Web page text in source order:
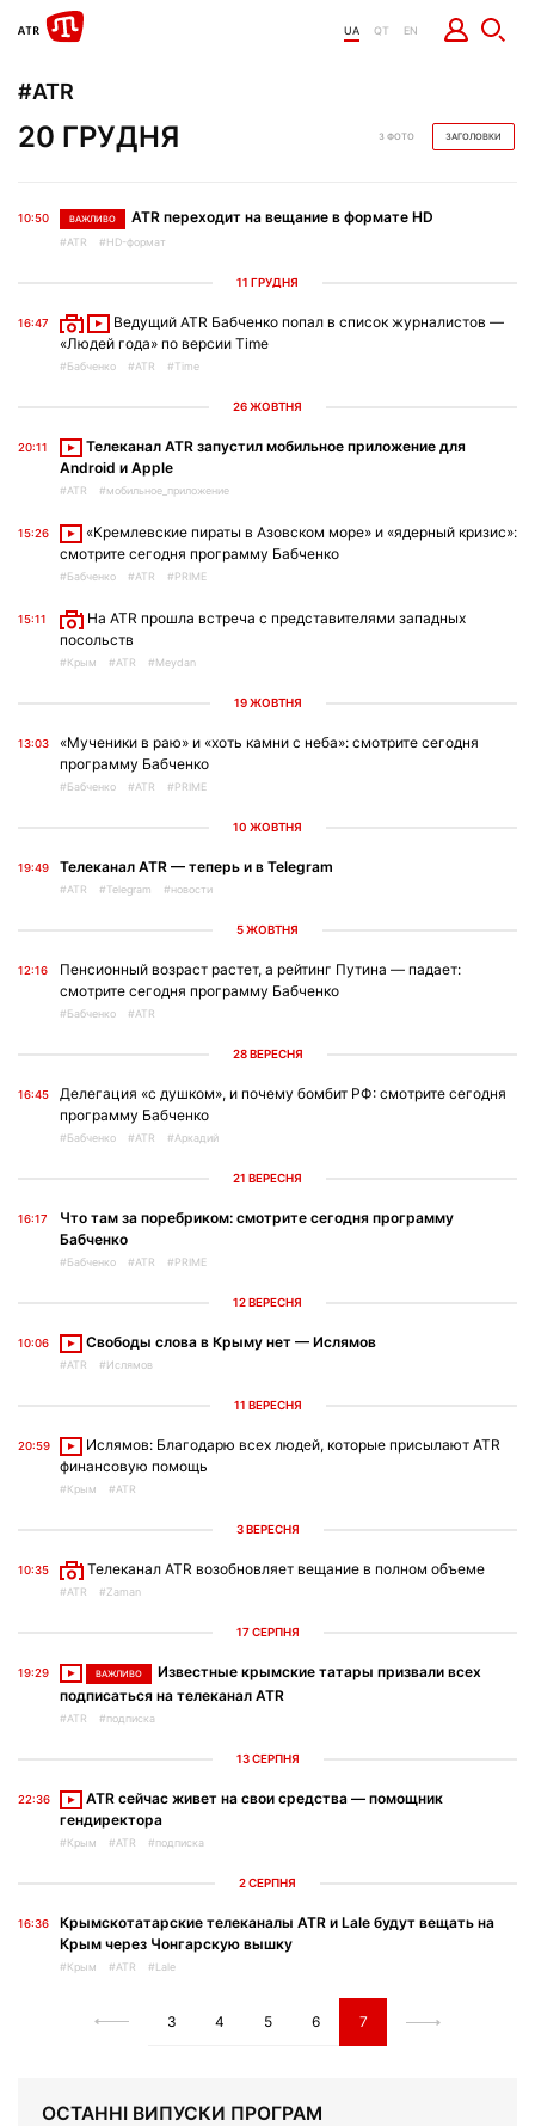
UA QT EN
#ATR
20 ГРУДНЯ З ФОТО ЗАГОЛОВКИ
10:50 ВАЖЛИВО ATR переходит на вещание в формате HD
#ATR #HD-формат
11 ГРУДНЯ
16:47
Ведущий ATR Бабченко попал в список журналистов —
«Людей года» по версии Time
#Бабченко #ATR #Time
26 ЖОВТНЯ
20:11
Телеканал ATR запустил мобильное приложение для
Android и Apple
#ATR #мобильное_приложение
15:26
«Кремлевские пираты в Азовском море» и «ядерный кризис»:
смотрите сегодня программу Бабченко
#Бабченко #ATR #PRIME
15:11
На ATR прошла встреча с представителями западных
посольств
#Крым #ATR #Meydan
19 ЖОВТНЯ
13:03
«Мученики в раю» и «хоть камни с неба»: смотрите сегодня
программу Бабченко
#Бабченко #ATR #PRIME
10 ЖОВТНЯ
19:49 Телеканал ATR — теперь и в Telegram
#ATR #Telegram #новости
5 ЖОВТНЯ
12:16
Пенсионный возраст растет, а рейтинг Путина — падает:
смотрите сегодня программу Бабченко
#Бабченко #ATR
28 ВЕРЕСНЯ
16:45
Делегация «с душком», и почему бомбит РФ: смотрите сегодня
программу Бабченко
#Бабченко #ATR #Аркадий
21 ВЕРЕСНЯ
16:17
Что там за поребриком: смотрите сегодня программу
Бабченко
#Бабченко #ATR #PRIME
12 ВЕРЕСНЯ
10:06 Свободы слова в Крыму нет — Ислямов
#ATR #Ислямов
11 ВЕРЕСНЯ
20:59
Ислямов: Благодарю всех людей, которые присылают ATR
финансовую помощь
#Крым #ATR
3 ВЕРЕСНЯ
10:35 Телеканал ATR возобновляет вещание в полном объеме
#ATR #Zaman
17 СЕРПНЯ
19:29 ВАЖЛИВО
Известные крымские татары призвали всех
подписаться на телеканал ATR
#ATR #подписка
13 СЕРПНЯ
22:36
ATR сейчас живет на свои средства — помощник
гендиректора
#Крым #ATR #подписка
2 СЕРПНЯ
16:36
Крымскотатарские телеканалы ATR и Lale будут вещать на
Крым через Чонгарскую вышку
#Крым #ATR #Lale
3 4 5 6 7
ОСТАННІ ВИПУСКИ ПРОГРАМ